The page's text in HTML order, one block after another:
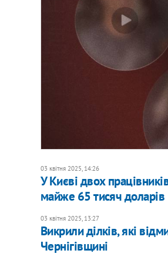
03 квітня 2025, 14:26
У Києві двох
майже 65 тисяч доларів
03 квітня 2025, 13:27
Викрили ділків, які
Чернігівщині